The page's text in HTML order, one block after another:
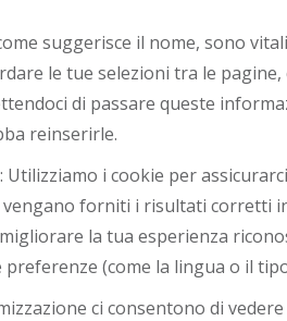
suggerisce il nome, sono
le tue selezioni tra le
di passare queste
reinserirle.
i cookie per
forniti i risultati corretti
la tua esperienza
(come la lingua o il
ci consentono di